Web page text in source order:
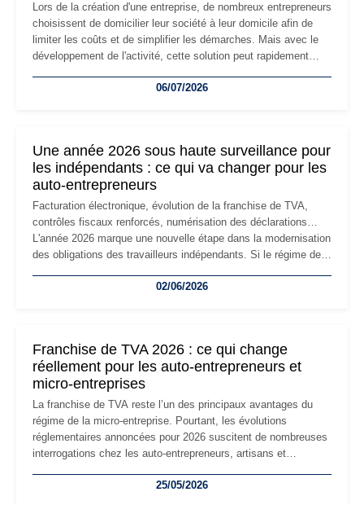
Lors de la création d'une entreprise, de nombreux entrepreneurs
choisissent de domicilier leur société à leur domicile afin de
limiter les coûts et de simplifier les démarches. Mais avec le
développement de l'activité, cette solution peut rapidement
professionnels, recrutement, image de marque… Le
06/07/2026
Une année 2026 sous haute surveillance pour
les indépendants : ce qui va changer pour les
auto-entrepreneurs
Facturation électronique, évolution de la franchise de TVA,
contrôles fiscaux renforcés, numérisation des déclarations…
L'année 2026 marque une nouvelle étape dans la modernisation
des obligations des travailleurs indépendants. Si le régime de
les auto-entrepreneurs devront s'adapter à un environnement
02/06/2026
Franchise de TVA 2026 : ce qui change
réellement pour les auto-entrepreneurs et
micro-entreprises
La franchise de TVA reste l’un des principaux avantages du
régime de la micro-entreprise. Pourtant, les évolutions
réglementaires annoncées pour 2026 suscitent de nombreuses
interrogations chez les auto-entrepreneurs, artisans et
facturation ou risque de bascule vers la TVA : les règles
25/05/2026